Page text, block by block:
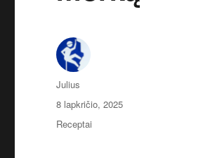
Autorius
Julius
Paskelbta
8 lapkričio, 2025
Kategorijos
Receptai